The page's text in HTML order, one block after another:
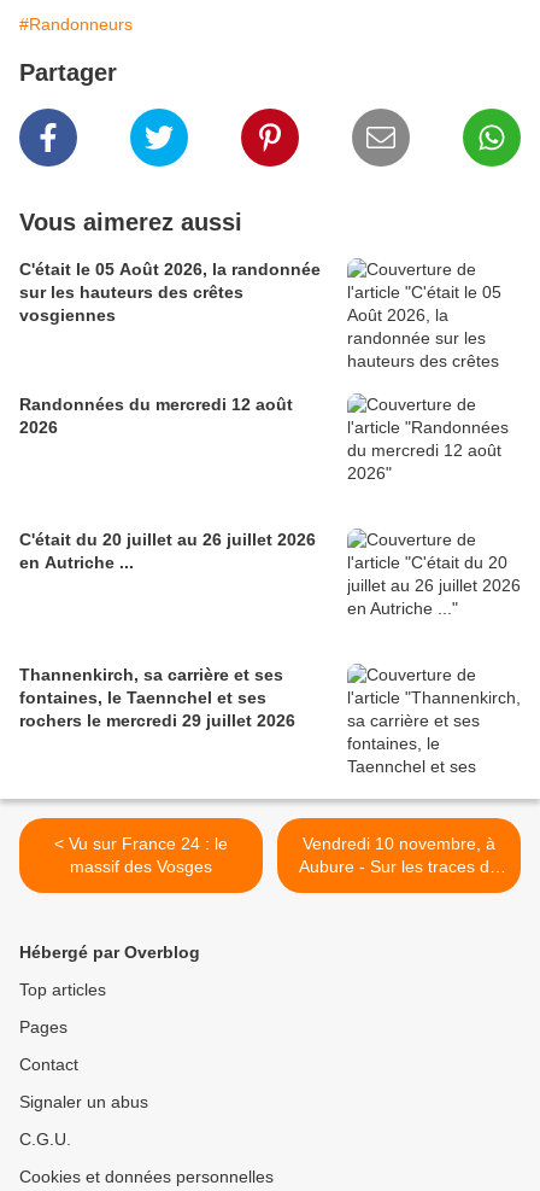
#Randonneurs
Partager
Vous aimerez aussi
C'était le 05 Août 2026, la randonnée
sur les hauteurs des crêtes
vosgiennes
Randonnées du mercredi 12 août
2026
C'était du 20 juillet au 26 juillet 2026
en Autriche ...
Thannenkirch, sa carrière et ses
fontaines, le Taennchel et ses
rochers le mercredi 29 juillet 2026
< Vu sur France 24 : le
massif des Vosges
Vendredi 10 novembre, à
Aubure - Sur les traces de
Lyme, la tique, le sapin et le
Hébergé par Overblog
Top articles
Pages
Contact
Signaler un abus
C.G.U.
Cookies et données personnelles